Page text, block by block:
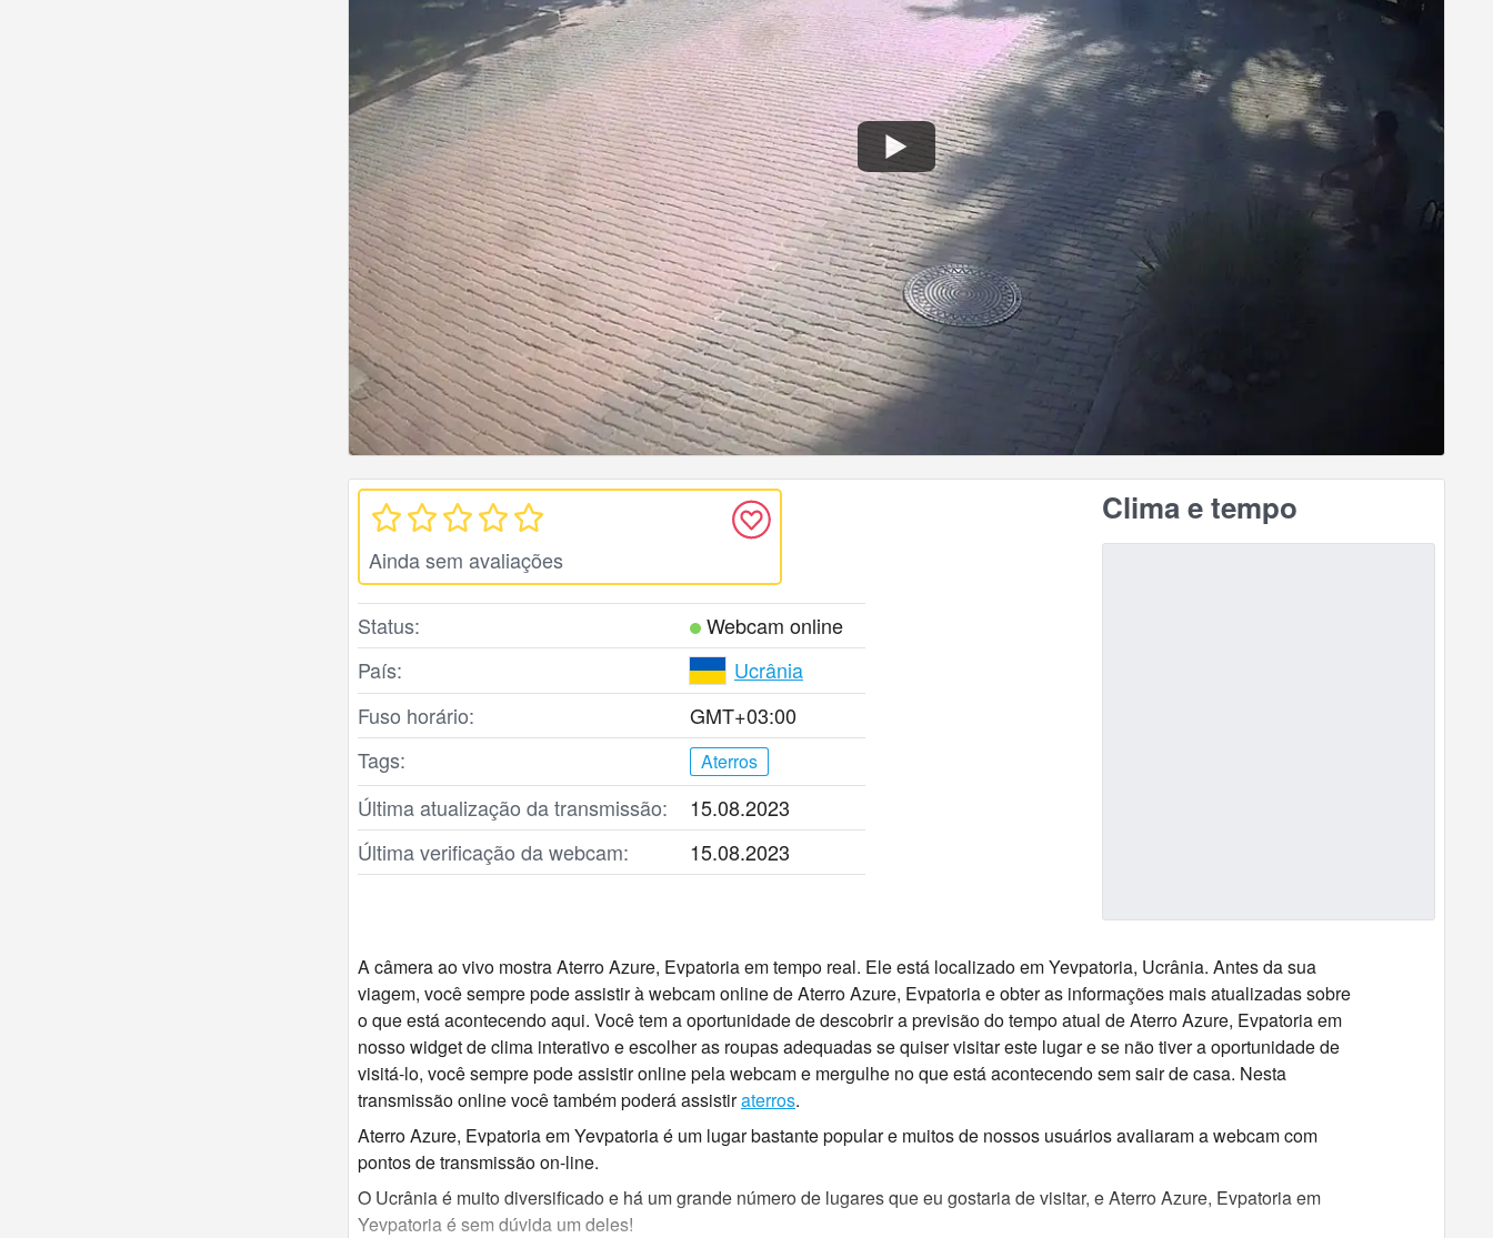
Ainda sem avaliações
Status:
Webcam online
País:
Ucrânia
Fuso horário:
GMT+03:00
Tags:
Aterros
Última atualização da transmissão:
15.08.2023
Última verificação da webcam:
15.08.2023
Clima e tempo
A câmera ao vivo mostra Aterro Azure, Evpatoria em tempo real. Ele está localizado em Yevpatoria, Ucrânia. Antes da sua
viagem, você sempre pode assistir à webcam online de Aterro Azure, Evpatoria e obter as informações mais atualizadas sobre
o que está acontecendo aqui. Você tem a oportunidade de descobrir a previsão do tempo atual de Aterro Azure, Evpatoria em
nosso widget de clima interativo e escolher as roupas adequadas se quiser visitar este lugar e se não tiver a oportunidade de
visitá-lo, você sempre pode assistir online pela webcam e mergulhe no que está acontecendo sem sair de casa. Nesta
transmissão online você também poderá assistiraterros.
Aterro Azure, Evpatoria em Yevpatoria é um lugar bastante popular e muitos de nossos usuários avaliaram a webcam com
pontos de transmissão on-line.
O Ucrânia é muito diversificado e há um grande número de lugares que eu gostaria de visitar, e Aterro Azure, Evpatoria em
Yevpatoria é sem dúvida um deles!